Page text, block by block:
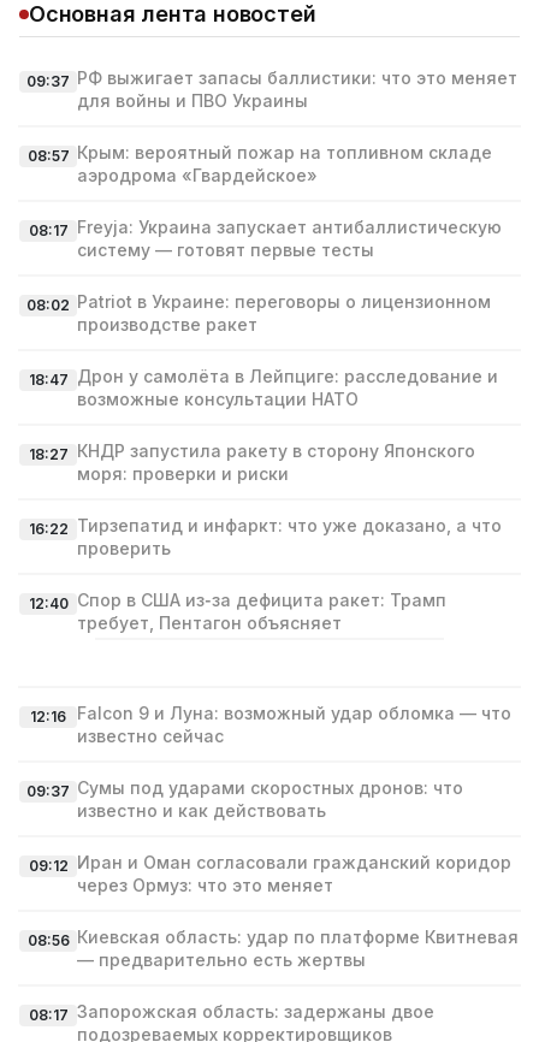
Основная лента новостей
09:37 РФ выжигает запасы баллистики: что это меняет
для войны и ПВО Украины
08:57 Крым: вероятный пожар на топливном складе
аэродрома «Гвардейское»
08:17 Freyja: Украина запускает антибаллистическую
систему — готовят первые тесты
08:02 Patriot в Украине: переговоры о лицензионном
производстве ракет
18:47 Дрон у самолёта в Лейпциге: расследование и
возможные консультации НАТО
18:27 КНДР запустила ракету в сторону Японского
моря: проверки и риски
16:22 Тирзепатид и инфаркт: что уже доказано, а что
проверить
12:40 Спор в США из‑за дефицита ракет: Трамп
требует, Пентагон объясняет
12:16
Falcon 9 и Луна: возможный удар обломка — что
известно сейчас
09:37 Сумы под ударами скоростных дронов: что
известно и как действовать
09:12 Иран и Оман согласовали гражданский коридор
через Ормуз: что это меняет
08:56 Киевская область: удар по платформе Квитневая
— предварительно есть жертвы
08:17 Запорожская область: задержаны двое
подозреваемых корректировщиков